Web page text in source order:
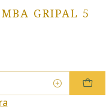
GRIPAL 5